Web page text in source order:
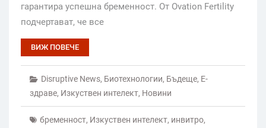
гарантира успешна бременност. От Ovation Fertility
подчертават, че все
ВИЖ ПОВЕЧЕ
Disruptive News, Биотехнологии, Бъдеще, Е-
здраве, Изкуствен интелект, Новини
бременност, Изкуствен интелект, инвитро,